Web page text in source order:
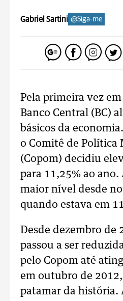
Gabriel Sartini @Siga-me
Pela primeira vez em
Banco Central (BC)
básicos da
o Comitê de Política
(Copom) decidiu
para 11,25% ao ano.
maior nível desde
quando estava em
Desde dezembro de
passou a ser
pelo Copom até
em outubro de
patamar da história.